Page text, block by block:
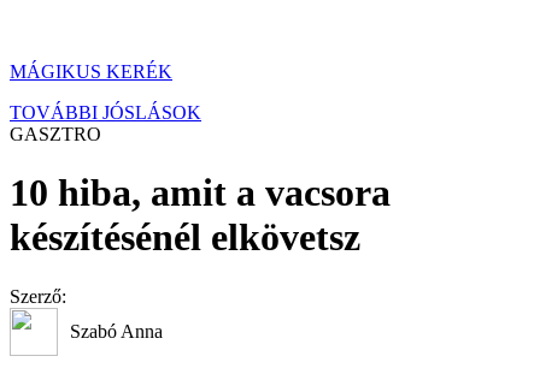
MÁGIKUS KERÉK
TOVÁBBI JÓSLÁSOK
GASZTRO
10 hiba, amit a vacsora
készítésénél elkövetsz
Szerző:
Szabó Anna